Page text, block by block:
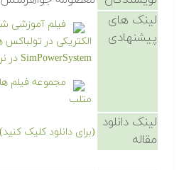
لینک های
پیشنهادی
فیلم آموزشی
SimPowerSystem در نرم افزار متلب
مجموعه فیلم
متلب
لینک دانلود
مقاله
(برای دانلود کلیک کنید)